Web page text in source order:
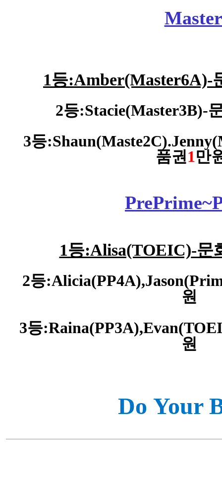
Master
1등:Amber(Master6A)-
2등:Stacie(Master3B)-
3등
품권1만
1등:Alisa(TOEIC)-문
2등
원
3등
원
Do Your